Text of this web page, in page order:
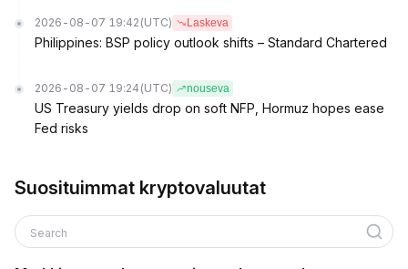
2026-08-07 19:42 (UTC) Laskeva
Philippines: BSP policy outlook shifts – Standard Chartered
2026-08-07 19:24 (UTC) nouseva
US Treasury yields drop on soft NFP, Hormuz hopes ease
Fed risks
Suosituimmat kryptovaluutat
Search